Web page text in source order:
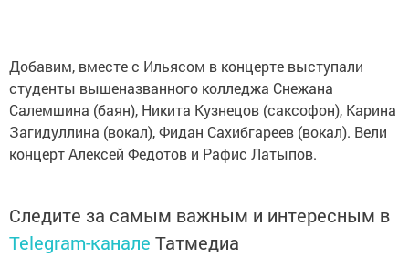
Добавим, вместе с Ильясом в концерте выступали
студенты вышеназванного колледжа Снежана
Салемшина (баян), Никита Кузнецов (саксофон), Карина
Загидуллина (вокал), Фидан Сахибгареев (вокал). Вели
концерт Алексей Федотов и Рафис Латыпов.
Следите за самым важным и интересным в
Telegram-канале Татмедиа